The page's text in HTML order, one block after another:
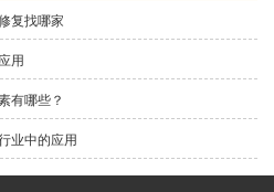
复找哪家
用
有哪些？
业中的应用